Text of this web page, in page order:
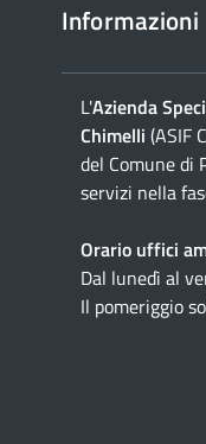
Informazioni
L'Azienda
Chimelli (ASIF
del Comune di
servizi nella
Orario uffici
Dal lunedì al
Il pomeriggio